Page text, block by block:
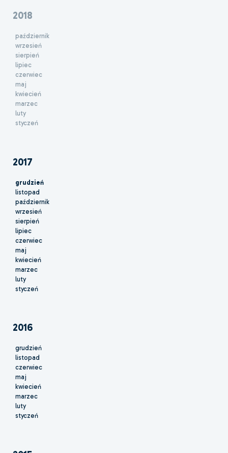
2018
październik
wrzesień
sierpień
lipiec
czerwiec
maj
kwiecień
marzec
luty
styczeń
2017
grudzień
listopad
październik
wrzesień
sierpień
lipiec
czerwiec
maj
kwiecień
marzec
luty
styczeń
2016
grudzień
listopad
czerwiec
maj
kwiecień
marzec
luty
styczeń